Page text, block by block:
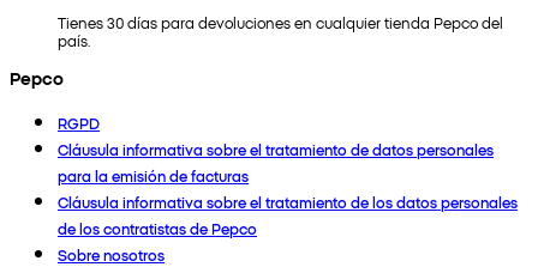
Tienes 30 días para devoluciones en cualquier tienda Pepco del
país.
Pepco
RGPD
Cláusula informativa sobre el tratamiento de datos personales
para la emisión de facturas
Cláusula informativa sobre el tratamiento de los datos personales
de los contratistas de Pepco
Sobre nosotros